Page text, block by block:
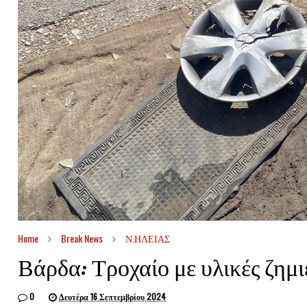
Home Break News Ν.ΗΛΕΙΑΣ
Βάρδα: Τροχαίο με υλικές
0 Δευτέρα 16 Σεπτεμβρίου 2024